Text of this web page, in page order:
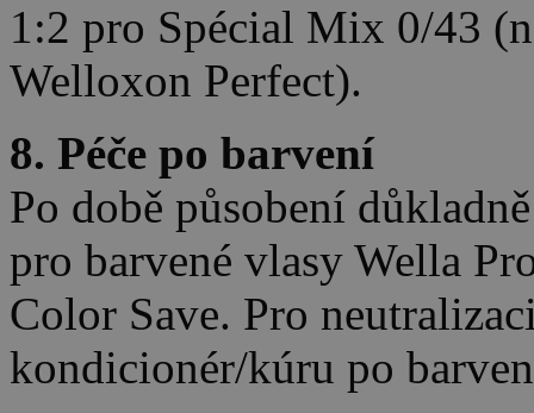
1:2 pro Spécial Mix 0/43
Welloxon Perfect).
8. Péče po barvení
Po době působení
pro barvené vlasy Wella
Color Save. Pro
kondicionér/kúru po